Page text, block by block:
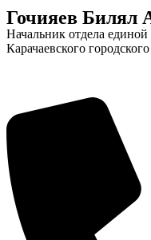
Гочияев Билял
Начальник отдела
Карачаевского